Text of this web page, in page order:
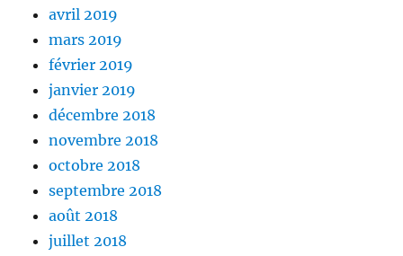
avril 2019
mars 2019
février 2019
janvier 2019
décembre 2018
novembre 2018
octobre 2018
septembre 2018
août 2018
juillet 2018